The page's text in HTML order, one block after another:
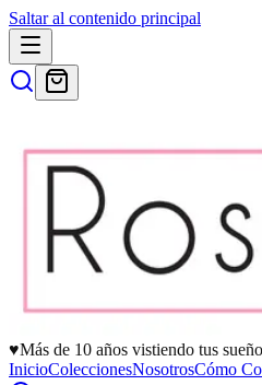
Saltar al contenido principal
♥Más de 10 años vistiendo tus
InicioColeccionesNosotrosCómo